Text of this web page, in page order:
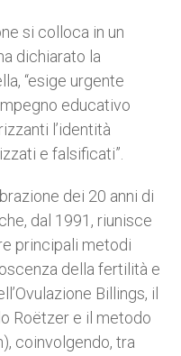
si colloca in un
dichiarato la
“esige urgente
educativo
l’identità
e falsificati”.
dei 20 anni di
dal 1991, riunisce
principali metodi
della fertilità e
Billings, il
Roëtzer e il metodo
coinvolgendo, tra